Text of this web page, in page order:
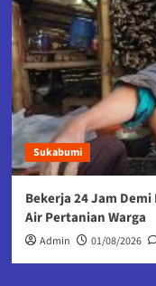
Sukabumi
Bekerja 24 Jam
Air Pertanian Warga
Admin 01/08/2026